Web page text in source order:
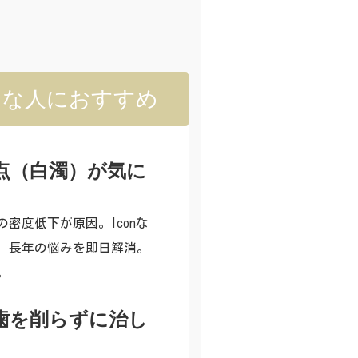
人におすすめ
（白濁）が気に
密度低下が原因。Iconな
長年の悩みを即日解消。
を削らずに治し